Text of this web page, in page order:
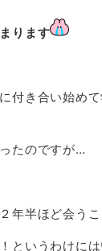
ります
付き合い始め
たのですが…
年半ほど会うこ
というわけに